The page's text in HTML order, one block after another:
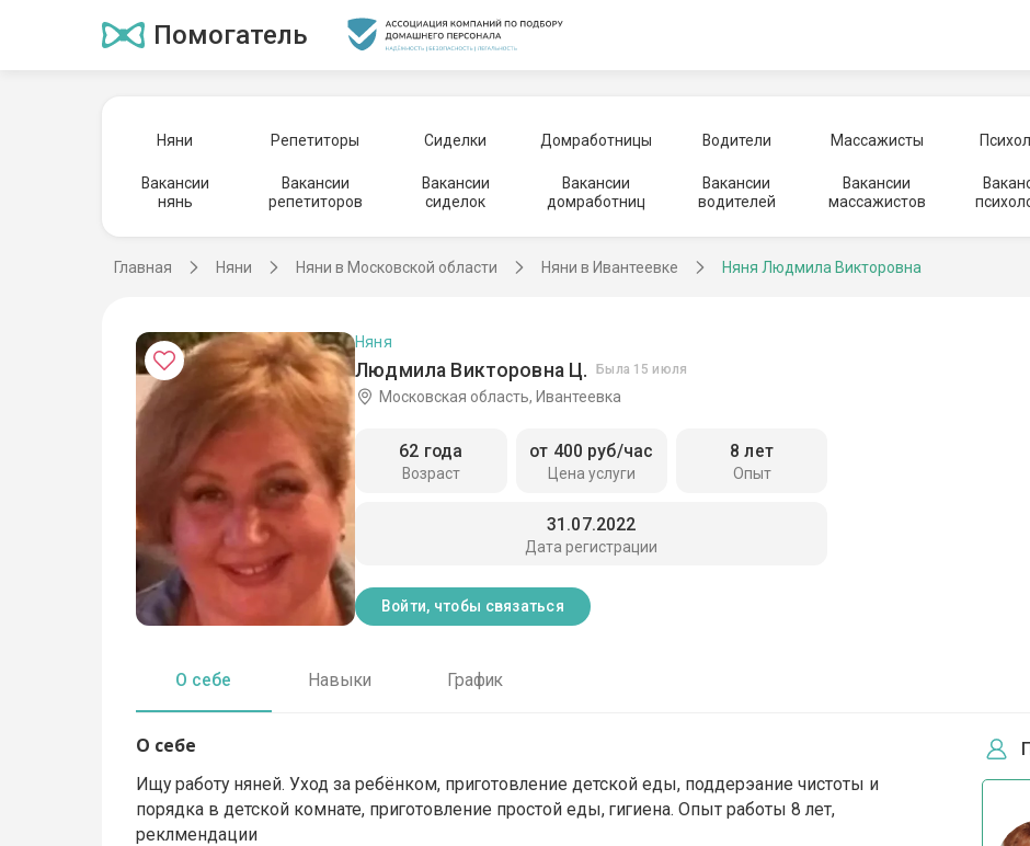
Помогатель
Няни Репетиторы Сиделки Домработницы Водители Массажисты
Вакансии
нянь
Вакансии
репетиторов
Вакансии
сиделок
Вакансии
домработниц
Вакансии
водителей
Вакансии
массажистов
Главная Няни Няни в Московской области Няни в Ивантеевке Няня Людмила Викторовна
Людмила Викторовна Ц. Была 15 июля
Няня
Московская область, Ивантеевка
Возраст
62 года
Цена услуги
от 400 руб/час
Опыт
8 лет
Дата регистрации
31.07.2022
Войти, чтобы связаться
О себе Навыки График
О себе
Ищу работу няней. Уход за ребёнком, приготовление детской еды, поддерэание чистоты и
порядка в детской комнате, приготовление простой еды, гигиена. Опыт работы 8 лет,
реклмендации